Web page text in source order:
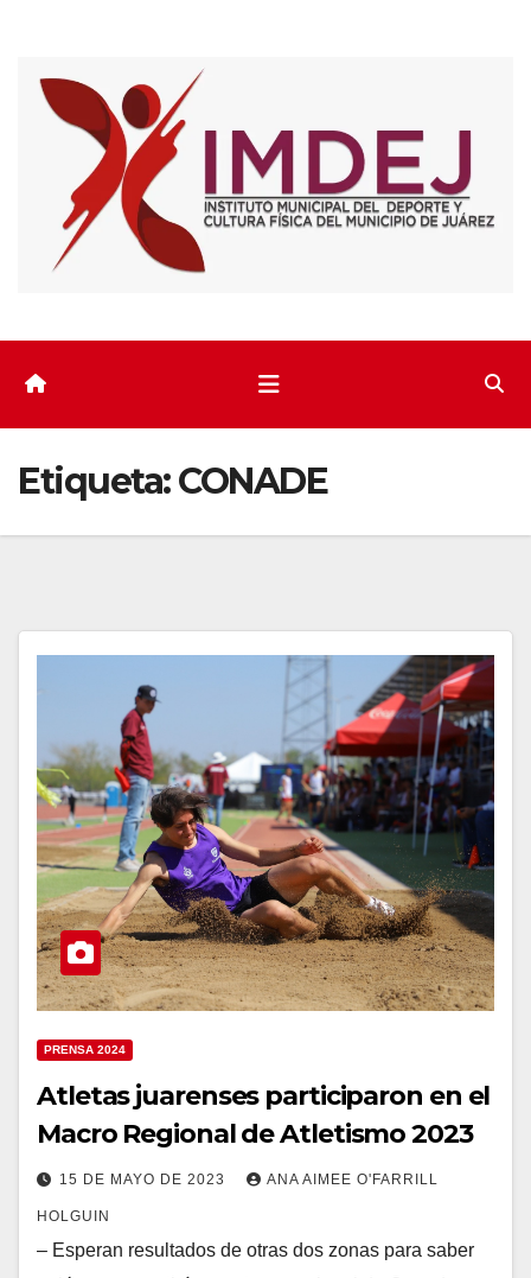
contenido
Etiqueta:CONADE
PRENSA 2024
Atletas juarenses participaron en el
Macro Regional de Atletismo 2023
15 DE MAYO DE 2023 ANA AIMEE O'FARRILL
HOLGUIN
– Esperan resultados de otras dos zonas para saber